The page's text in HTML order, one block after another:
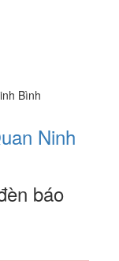
Bình
Ninh
báo